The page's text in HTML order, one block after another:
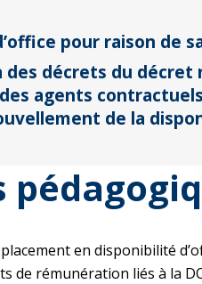
pour raison de
des décrets du décret
agents
de la
en disponibilité
de rémunération liés à la